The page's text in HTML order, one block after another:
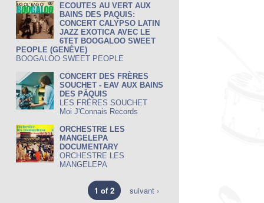
ECOUTES AU VERT AUX
BAINS DES PAQUIS:
CONCERT CALYPSO LATIN
JAZZ EXOTICA AVEC LE
6TET BOOGALOO SWEET
PEOPLE (GENÈVE)
BOOGALOO SWEET PEOPLE
CONCERT DES FRÈRES
SOUCHET - EAV AUX BAINS
DES PÂQUIS
LES FRÈRES SOUCHET
Moi J'Connais Records
ORCHESTRE LES
MANGELEPA
DOCUMENTARY
ORCHESTRE LES
MANGELEPA
1 of 2 suivant ›